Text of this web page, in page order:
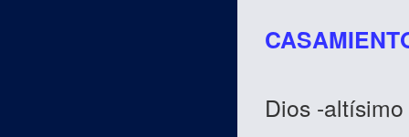
Dios -